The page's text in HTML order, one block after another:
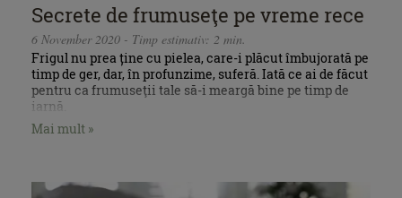
Secrete de frumuseţe pe vreme rece
6 November 2020 - Timp estimativ: 2 min.
Frigul nu prea ține cu pielea, care-i plăcut îmbujorată pe
timp de ger, dar, în profunzime, suferă. Iată ce ai de făcut
pentru ca frumuseţii tale să-i meargă bine pe timp de
iarnă.
Mai mult »